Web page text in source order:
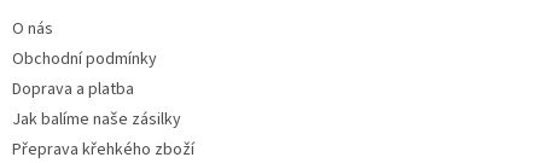
O nás
Obchodní podmínky
Doprava a platba
Jak balíme naše zásilky
Přeprava křehkého zboží